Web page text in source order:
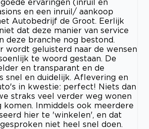
en een inruil/ aankoop
Autobedrijf de Groot. Eerlijk
dat deze manier van service
deze branche nog bestond.
wordt geluisterd naar de wensen
te woord gestaan. De
en transparant en de
snel en duidelijk. Aflevering en
in kwestie: perfect! Niets dan
straks veel verder weg wonen
komen. Inmiddels ook meerdere
hier te 'winkelen', en dat
niet heel snel doen.